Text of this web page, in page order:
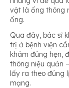
vật là ống thông
ống.
Qua đây, bác sĩ
trị ở bệnh viện
khám đúng hẹn,
thông niệu quản
lấy ra theo đúng
mạng.